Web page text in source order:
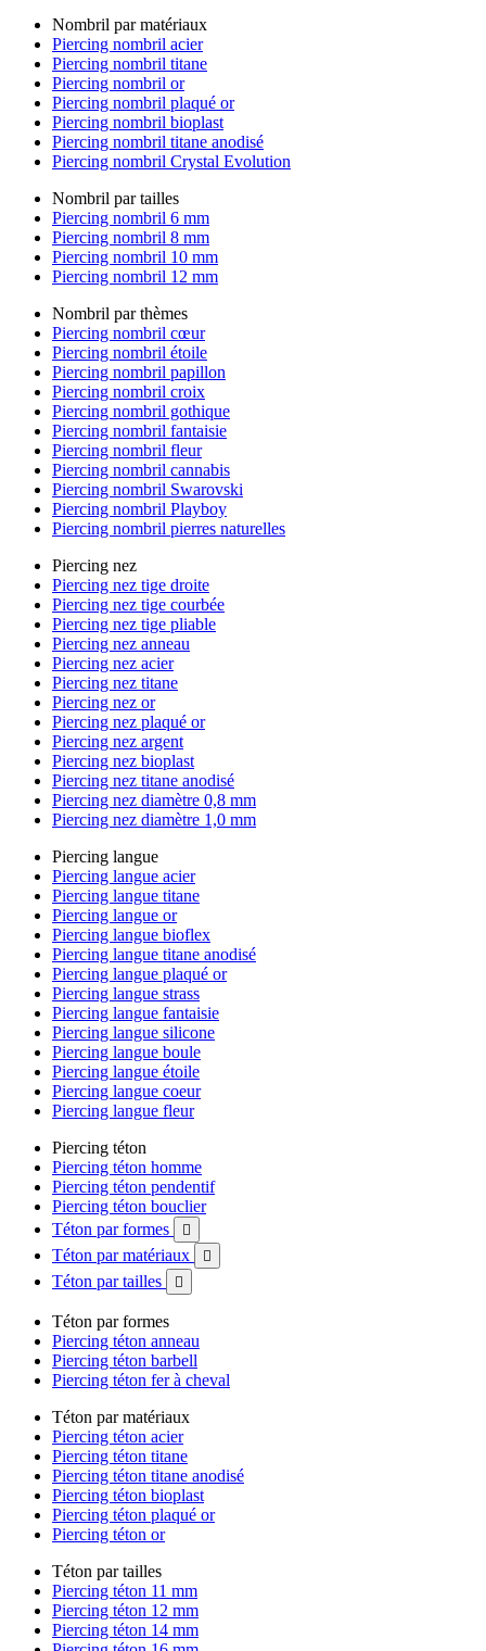
Nombril par matériaux
Piercing nombril acier
Piercing nombril titane
Piercing nombril or
Piercing nombril plaqué or
Piercing nombril bioplast
Piercing nombril titane anodisé
Piercing nombril Crystal Evolution
Nombril par tailles
Piercing nombril 6 mm
Piercing nombril 8 mm
Piercing nombril 10 mm
Piercing nombril 12 mm
Nombril par thèmes
Piercing nombril cœur
Piercing nombril étoile
Piercing nombril papillon
Piercing nombril croix
Piercing nombril gothique
Piercing nombril fantaisie
Piercing nombril fleur
Piercing nombril cannabis
Piercing nombril Swarovski
Piercing nombril Playboy
Piercing nombril pierres naturelles
Piercing nez
Piercing nez tige droite
Piercing nez tige courbée
Piercing nez tige pliable
Piercing nez anneau
Piercing nez acier
Piercing nez titane
Piercing nez or
Piercing nez plaqué or
Piercing nez argent
Piercing nez bioplast
Piercing nez titane anodisé
Piercing nez diamètre 0,8 mm
Piercing nez diamètre 1,0 mm
Piercing langue
Piercing langue acier
Piercing langue titane
Piercing langue or
Piercing langue bioflex
Piercing langue titane anodisé
Piercing langue plaqué or
Piercing langue strass
Piercing langue fantaisie
Piercing langue silicone
Piercing langue boule
Piercing langue étoile
Piercing langue coeur
Piercing langue fleur
Piercing téton
Piercing téton homme
Piercing téton pendentif
Piercing téton bouclier
Téton par formes

Téton par matériaux 
Téton par tailles 
Téton par formes
Piercing téton anneau
Piercing téton barbell
Piercing téton fer à cheval
Téton par matériaux
Piercing téton acier
Piercing téton titane
Piercing téton titane anodisé
Piercing téton bioplast
Piercing téton plaqué or
Piercing téton or
Téton par tailles
Piercing téton 11 mm
Piercing téton 12 mm
Piercing téton 14 mm